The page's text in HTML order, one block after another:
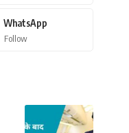
WhatsApp
Follow